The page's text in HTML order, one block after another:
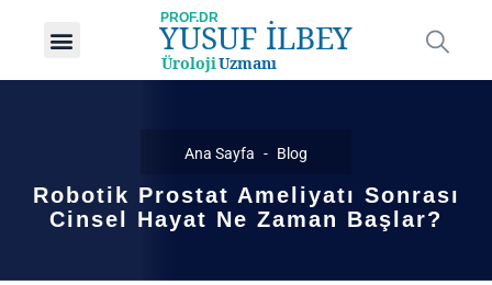
Ana Sayfa Blog
Robotik Prostat Ameliyatı Sonrası
Cinsel Hayat Ne Zaman Başlar?